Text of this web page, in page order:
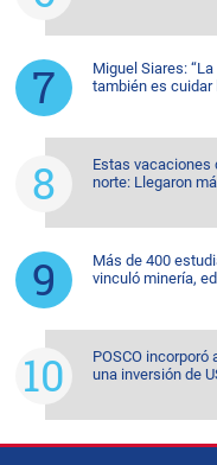
Miguel Siares:
también es cuidar
Estas vacaciones
norte: Llegaron
Más de 400
vinculó minería,
POSCO incorporó
una inversión de